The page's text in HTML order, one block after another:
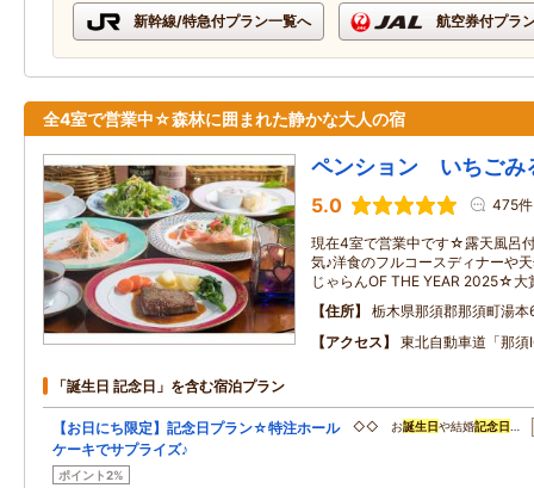
新幹線/特急付プラン一覧へ 航空券付プラ
全4室で営業中☆森林に囲まれた静かな大人の宿
ペンション いちごみ
5.0 475件
現在4室で営業中です☆露天風呂
気♪洋食のフルコースディナーや
じゃらんOF THE YEAR 2025☆大
住所
栃木県那須郡那須町湯
アクセス
東北自動車道「那須
「誕生日 記念日」を含む宿泊プラン
【お日にち限定】記念日プラン☆特注ホール
ケーキでサプライズ♪
ポイント2%
◇◇ お誕生日や結婚記念日 …